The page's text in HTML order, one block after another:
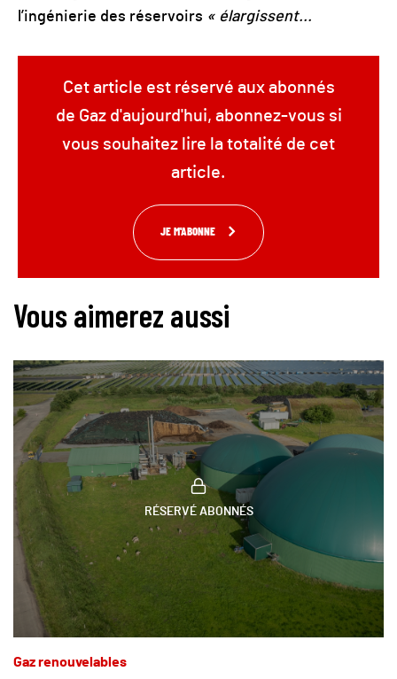
l’ingénierie des réservoirs « élargissent...
Cet article est réservé aux abonnés
de Gaz d'aujourd'hui, abonnez-vous si
vous souhaitez lire la totalité de cet
article.
JE M'ABONNE
Vous aimerez aussi
RÉSERVÉ ABONNÉS
Gaz renouvelables